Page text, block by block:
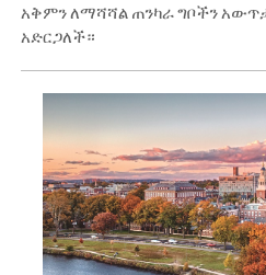
አቅምን ለማሻሻል ጠንካራ ግቦችን
አድርጋለች።